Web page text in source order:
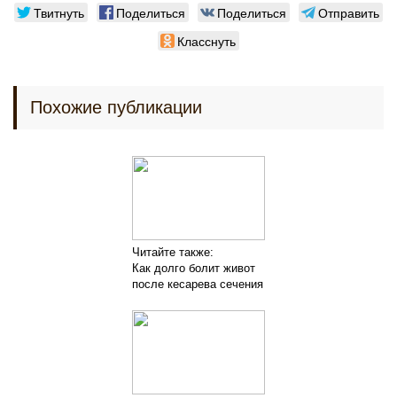
Твитнуть Поделиться Поделиться
Отправить
Класснуть
Похожие публикации
Читайте также:
Как долго болит живот
после кесарева сечения